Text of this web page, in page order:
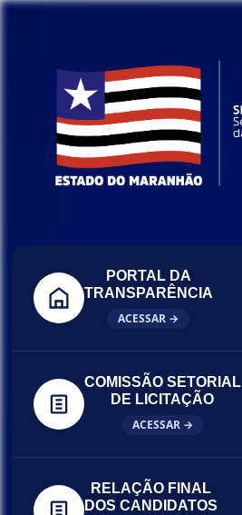
PORTAL DA
TRANSPARÊNCIA
ACESSAR →
COMISSÃO SETORIAL
DE LICITAÇÃO
ACESSAR →
RELAÇÃO FINAL
DOS CANDIDATOS